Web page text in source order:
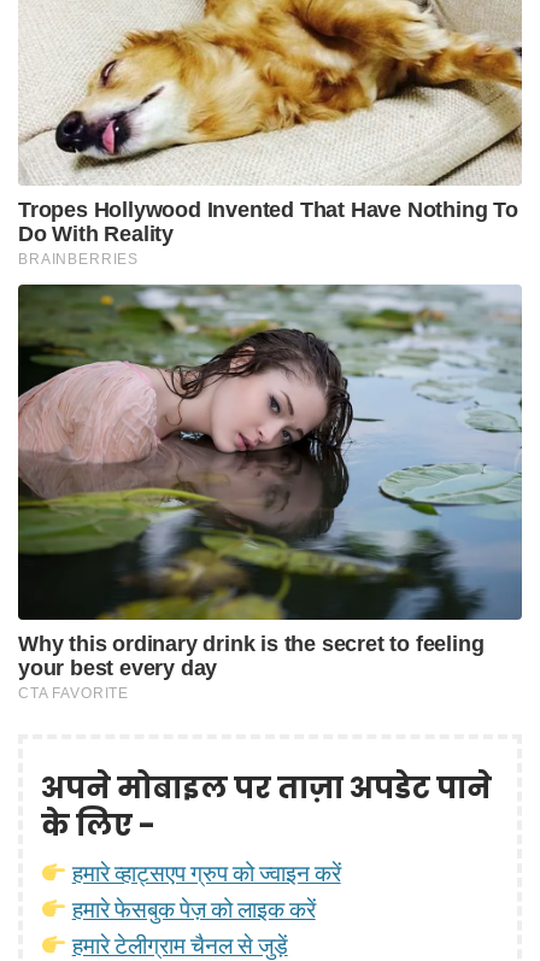
अपने मोबाइल पर ताज़ा अपडेट पाने
के लिए -
हमारे व्हाट्सएप ग्रुप को ज्वाइन करें
हमारे फेसबुक पेज़ को लाइक करें
हमारे टेलीग्राम चैनल से जुड़ें